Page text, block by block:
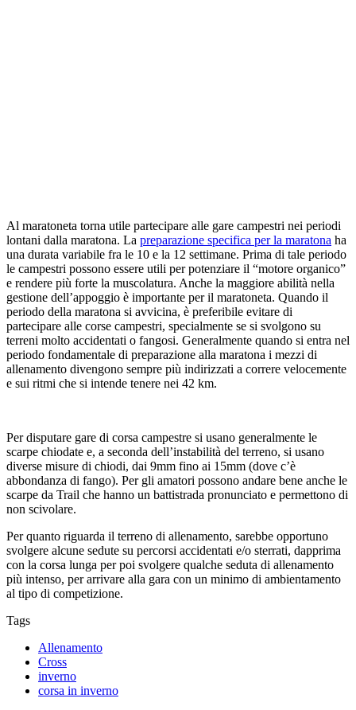
Al maratoneta torna utile partecipare alle gare campestri nei periodi
lontani dalla maratona. La preparazione specifica per la maratona ha
una durata variabile fra le 10 e la 12 settimane. Prima di tale periodo
le campestri possono essere utili per potenziare il “motore organico”
e rendere più forte la muscolatura. Anche la maggiore abilità nella
gestione dell’appoggio è importante per il maratoneta. Quando il
periodo della maratona si avvicina, è preferibile evitare di
partecipare alle corse campestri, specialmente se si svolgono su
terreni molto accidentati o fangosi. Generalmente quando si entra nel
periodo fondamentale di preparazione alla maratona i mezzi di
allenamento divengono sempre più indirizzati a correre velocemente
e sui ritmi che si intende tenere nei 42 km.
Per disputare gare di corsa campestre si usano generalmente le
scarpe chiodate e, a seconda dell’instabilità del terreno, si usano
diverse misure di chiodi, dai 9mm fino ai 15mm (dove c’è
abbondanza di fango). Per gli amatori possono andare bene anche le
scarpe da Trail che hanno un battistrada pronunciato e permettono di
non scivolare.
Per quanto riguarda il terreno di allenamento, sarebbe opportuno
svolgere alcune sedute su percorsi accidentati e/o sterrati, dapprima
con la corsa lunga per poi svolgere qualche seduta di allenamento
più intenso, per arrivare alla gara con un minimo di ambientamento
al tipo di competizione.
Tags
Allenamento
Cross
inverno
corsa in inverno